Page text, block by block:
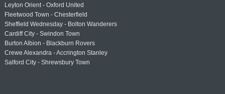
Leyton Orient - Oxford United
Fleetwood Town - Chesterfield
Sheffield Wednesday - Bolton Wanderers
Cardiff City - Swindon Town
Burton Albion - Blackburn Rovers
Crewe Alexandra - Accrington Stanley
Salford City - Shrewsbury Town